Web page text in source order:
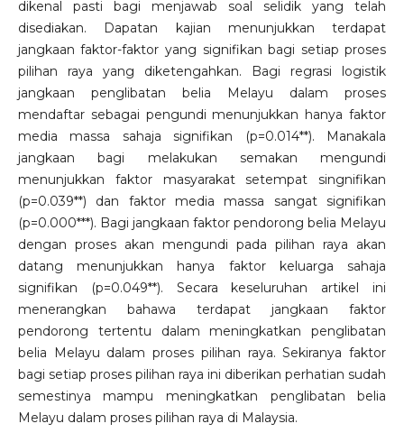
dikenal pasti bagi menjawab soal selidik yang telah
disediakan. Dapatan kajian menunjukkan terdapat
jangkaan faktor-faktor yang signifikan bagi setiap proses
pilihan raya yang diketengahkan. Bagi regrasi logistik
jangkaan penglibatan belia Melayu dalam proses
mendaftar sebagai pengundi menunjukkan hanya faktor
media massa sahaja signifikan (p=0.014**). Manakala
jangkaan bagi melakukan semakan mengundi
menunjukkan faktor masyarakat setempat singnifikan
(p=0.039**) dan faktor media massa sangat signifikan
(p=0.000***). Bagi jangkaan faktor pendorong belia Melayu
dengan proses akan mengundi pada pilihan raya akan
datang menunjukkan hanya faktor keluarga sahaja
signifikan (p=0.049**). Secara keseluruhan artikel ini
menerangkan bahawa terdapat jangkaan faktor
pendorong tertentu dalam meningkatkan penglibatan
belia Melayu dalam proses pilihan raya. Sekiranya faktor
bagi setiap proses pilihan raya ini diberikan perhatian sudah
semestinya mampu meningkatkan penglibatan belia
Melayu dalam proses pilihan raya di Malaysia.